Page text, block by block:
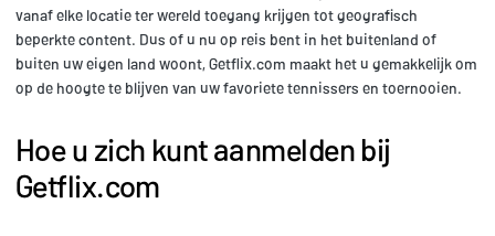
vanaf elke locatie ter wereld toegang krijgen tot geografisch
beperkte content. Dus of u nu op reis bent in het buitenland of
buiten uw eigen land woont, Getflix.com maakt het u gemakkelijk om
op de hoogte te blijven van uw favoriete tennissers en toernooien.
Hoe u zich kunt aanmelden bij
Getflix.com